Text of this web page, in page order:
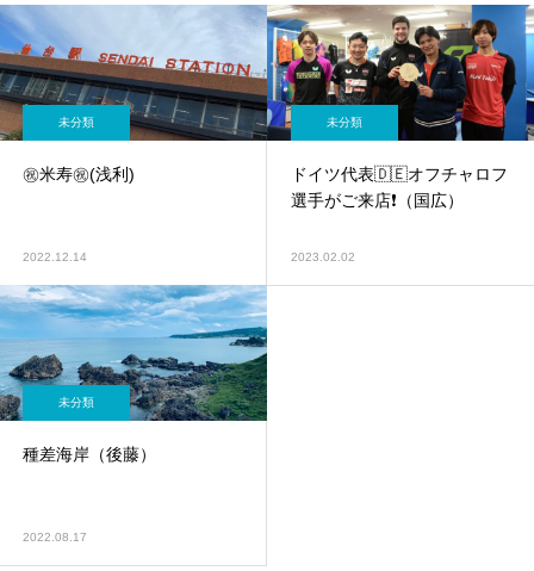
未分類
㊗️米寿㊗️(浅利)
2022.12.14
未分類
ドイツ代表🇩🇪オフチャロフ
選手がご来店❗️（国広）
2023.02.02
未分類
種差海岸（後藤）
2022.08.17